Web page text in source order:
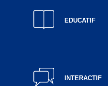
EDUCATIF
INTERACTIF